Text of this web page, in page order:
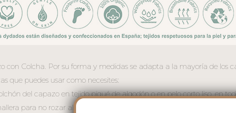
con Colcha. Por su forma y medidas se adapta a la mayoría de los
que puedes usar como necesites:
del capazo en tejido piqué de algodón o en pelo corto liso, en
para no rozar al bebé en las piernitas.